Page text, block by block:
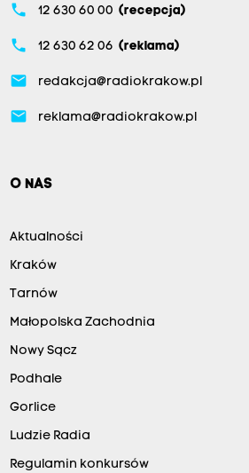
phone 12 630 60 00 (recepcja)
phone 12 630 62 06 (reklama)
email redakcja@radiokrakow.pl
email reklama@radiokrakow.pl
O NAS
Aktualności
Kraków
Tarnów
Małopolska Zachodnia
Nowy Sącz
Podhale
Gorlice
Ludzie Radia
Regulamin konkursów